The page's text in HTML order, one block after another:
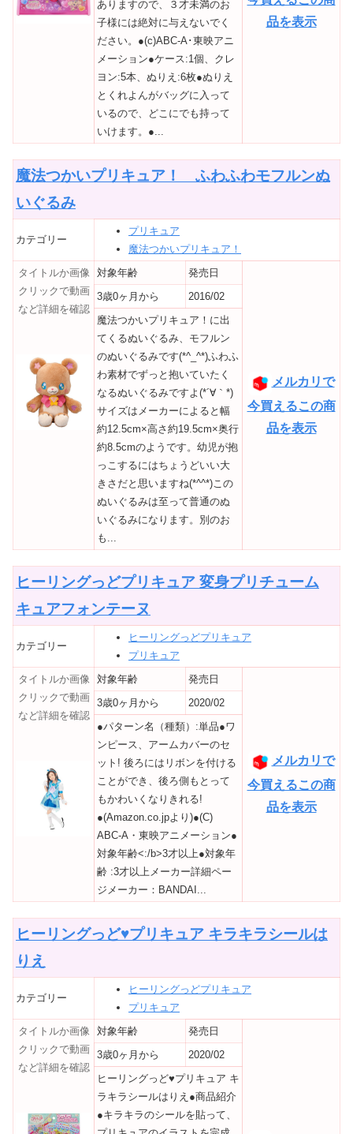
品を表示
ありますので、３才未満のお
子様には絶対に与えないでく
ださい。●(c)ABC-A･東映アニ
メーション●ケース:1個、クレ
ヨン:5本、ぬりえ:6枚●ぬりえ
とくれよんがバッグに入って
いるので、どこにでも持って
いけます。●...
魔法つかいプリキュア！ ふわふわモフルンぬ
いぐるみ
カテゴリー
プリキュア
魔法つかいプリキュア！
タイトルか画像
クリックで動画
など詳細を確認
対象年齢 発売日
メルカリで
今買えるこの商
品を表示
3歳0ヶ月から
2016/02
魔法つかいプリキュア！に出
てくるぬいぐるみ、モフルン
のぬいぐるみです(*^_^*)ふわふ
わ素材でずっと抱いていたく
なるぬいぐるみですよ(*´∀｀*)
サイズはメーカーによると幅
約12.5cm×高さ約19.5cm×奥行
約8.5cmのようです。幼児が抱
っこするにはちょうどいい大
きさだと思いますね(*^^*)この
ぬいぐるみは至って普通のぬ
いぐるみになります。別のお
も...
ヒーリングっどプリキュア 変身プリチューム
キュアフォンテーヌ
カテゴリー
ヒーリングっどプリキュア
プリキュア
タイトルか画像
クリックで動画
など詳細を確認
対象年齢 発売日
メルカリで
今買えるこの商
品を表示
3歳0ヶ月から
2020/02
●パターン名（種類）:単品●ワ
ンピース、アームカバーのセ
ット! 後ろにはリボンを付ける
ことができ、後ろ側もとって
もかわいくなりきれる!
●(Amazon.co.jpより)●(C)
ABC-A・東映アニメーション●
対象年齢<:/b>3才以上●対象年
齢 :3才以上メーカー詳細ペー
ジメーカー：BANDAI...
ヒーリングっど♥プリキュア キラキラシールは
りえ
カテゴリー
ヒーリングっどプリキュア
プリキュア
タイトルか画像
クリックで動画
など詳細を確認
対象年齢 発売日
3歳0ヶ月から
2020/02
ヒーリングっど♥プリキュア キ
ラキラシールはりえ●商品紹介
●キラキラのシールを貼って、